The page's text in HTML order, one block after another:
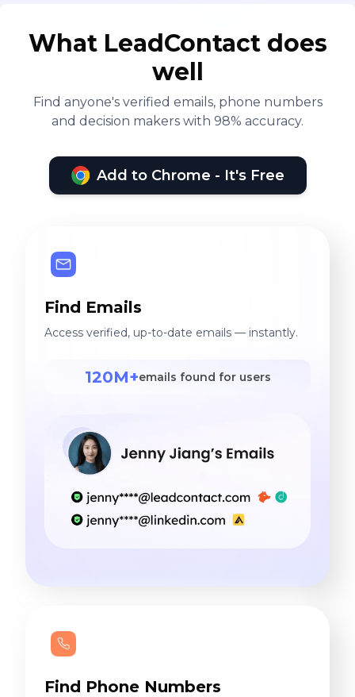
What LeadContact does
well
Find anyone's verified emails, phone numbers
and decision makers with 98% accuracy.
Add to Chrome - It's Free
Find Emails
Access verified, up-to-date emails — instantly.
120M+emails found for users
Find Phone Numbers